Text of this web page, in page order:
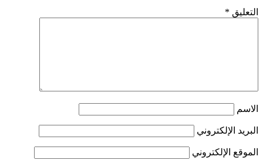
التعليق *
الاسم
البريد الإلكتروني
الموقع الإلكتروني